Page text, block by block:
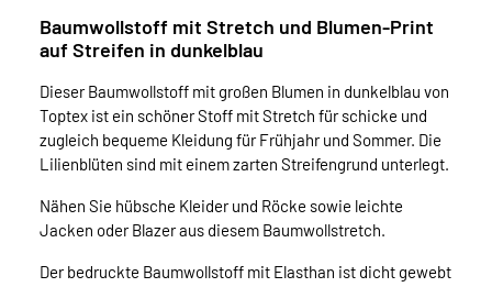
Baumwollstoff mit Stretch und Blumen-Print
auf Streifen in dunkelblau
Dieser Baumwollstoff mit großen Blumen in dunkelblau von
Toptex ist ein schöner Stoff mit Stretch für schicke und
zugleich bequeme Kleidung für Frühjahr und Sommer. Die
Lilienblüten sind mit einem zarten Streifengrund unterlegt.
Nähen Sie hübsche Kleider und Röcke sowie leichte
Jacken oder Blazer aus diesem Baumwollstretch.
Der bedruckte Baumwollstoff mit Elasthan ist dicht gewebt